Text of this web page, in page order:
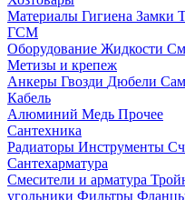
Материалы Гигиена Замки
ГСМ
Оборудование Жидкости
Метизы и крепеж
Анкеры Гвозди Дюбели
Кабель
Алюминий Медь Прочее
Сантехника
Радиаторы Инструменты
Сантехарматура
Смесители и арматура
угольники Фильтры